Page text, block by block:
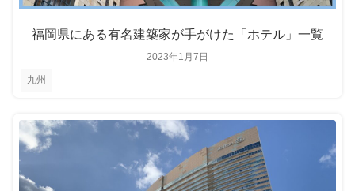
九州
2023年1月7日
福岡県にある有名建築家が手がけた「ホテル」一覧